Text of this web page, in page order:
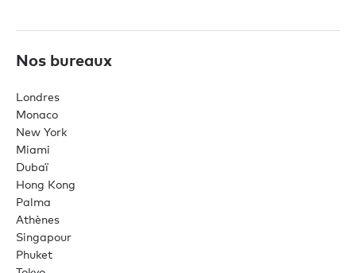
Nos bureaux
Londres
Monaco
New York
Miami
Dubaï
Hong Kong
Palma
Athènes
Singapour
Phuket